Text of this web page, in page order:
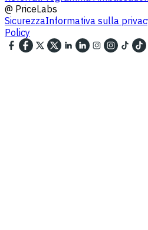
@ PriceLabs
SicurezzaInformativa sulla
Policy